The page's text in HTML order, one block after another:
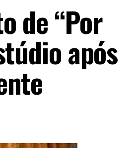
de “Por
após